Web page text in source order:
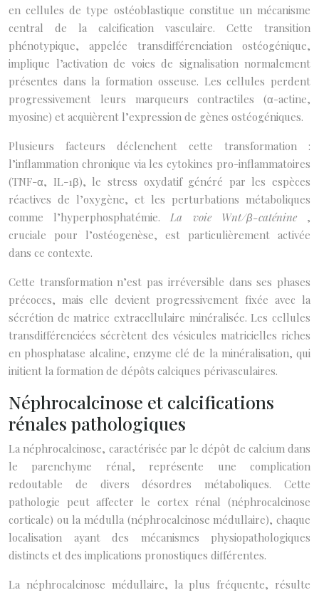
en cellules de type ostéoblastique constitue un mécanisme
central de la calcification vasculaire. Cette transition
phénotypique, appelée transdifférenciation ostéogénique,
implique l’activation de voies de signalisation normalement
présentes dans la formation osseuse. Les cellules perdent
progressivement leurs marqueurs contractiles (α-actine,
myosine) et acquièrent l’expression de gènes ostéogéniques.
Plusieurs facteurs déclenchent cette transformation :
l’inflammation chronique via les cytokines pro-inflammatoires
(TNF-α, IL-1β), le stress oxydatif généré par les espèces
réactives de l’oxygène, et les perturbations métaboliques
comme l’hyperphosphatémie.La voie Wnt/β-caténine ,
cruciale pour l’ostéogenèse, est particulièrement activée
dans ce contexte.
Cette transformation n’est pas irréversible dans ses phases
précoces, mais elle devient progressivement fixée avec la
sécrétion de matrice extracellulaire minéralisée. Les cellules
transdifférenciées sécrètent des vésicules matricielles riches
en phosphatase alcaline, enzyme clé de la minéralisation, qui
initient la formation de dépôts calciques périvasculaires.
Néphrocalcinose et calcifications
rénales pathologiques
La néphrocalcinose, caractérisée par le dépôt de calcium dans
le parenchyme rénal, représente une complication
redoutable de divers désordres métaboliques. Cette
pathologie peut affecter le cortex rénal (néphrocalcinose
corticale) ou la médulla (néphrocalcinose médullaire), chaque
localisation ayant des mécanismes physiopathologiques
distincts et des implications pronostiques différentes.
La néphrocalcinose médullaire, la plus fréquente, résulte